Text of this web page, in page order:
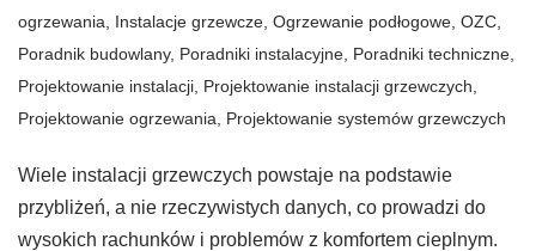
ogrzewania
Instalacje grzewcze Ogrzewanie podłogowe OZC
Poradnik budowlany, Poradniki instalacyjne Poradniki techniczne
Projektowanie instalacji Projektowanie instalacji grzewczych
Projektowanie ogrzewania
Projektowanie systemów grzewczych
Wiele instalacji grzewczych powstaje na podstawie
przybliżeń, a nie rzeczywistych danych, co prowadzi do
wysokich rachunków i problemów z komfortem cieplnym.